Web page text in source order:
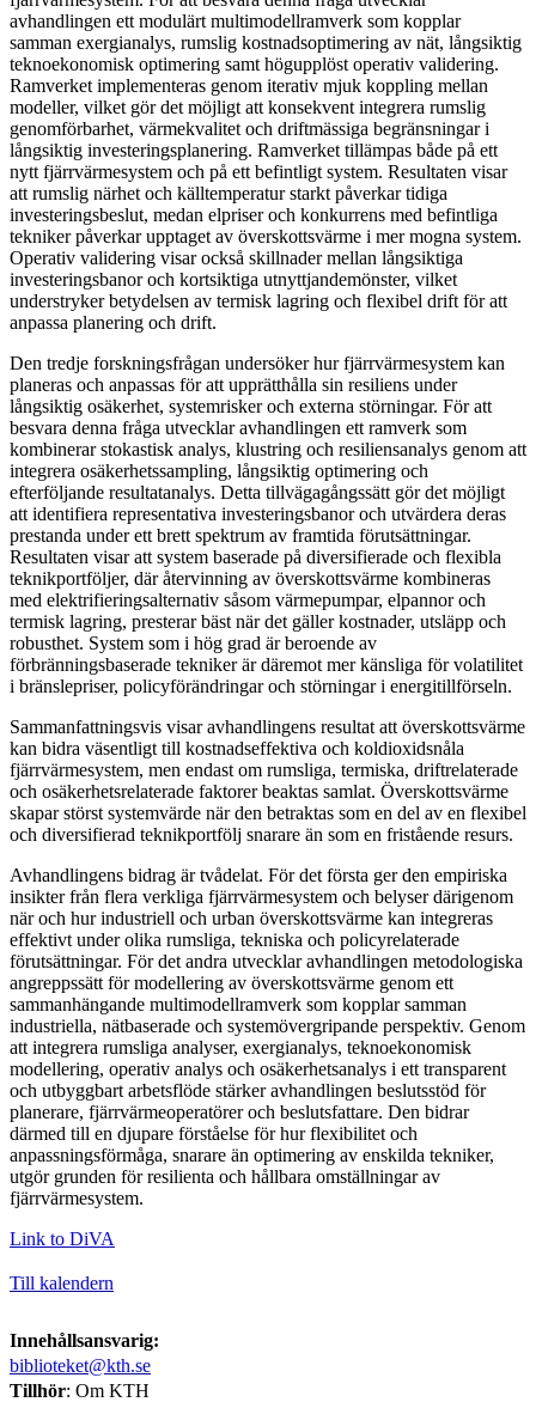
avhandlingen ett modulärt multimodellramverk som kopplar
samman exergianalys, rumslig kostnadsoptimering av nät, långsiktig
teknoekonomisk optimering samt högupplöst operativ validering.
Ramverket implementeras genom iterativ mjuk koppling mellan
modeller, vilket gör det möjligt att konsekvent integrera rumslig
genomförbarhet, värmekvalitet och driftmässiga begränsningar i
långsiktig investeringsplanering. Ramverket tillämpas både på ett
nytt fjärrvärmesystem och på ett befintligt system. Resultaten visar
att rumslig närhet och källtemperatur starkt påverkar tidiga
investeringsbeslut, medan elpriser och konkurrens med befintliga
tekniker påverkar upptaget av överskottsvärme i mer mogna system.
Operativ validering visar också skillnader mellan långsiktiga
investeringsbanor och kortsiktiga utnyttjandemönster, vilket
understryker betydelsen av termisk lagring och flexibel drift för att
anpassa planering och drift.
Den tredje forskningsfrågan undersöker hur fjärrvärmesystem kan
planeras och anpassas för att upprätthålla sin resiliens under
långsiktig osäkerhet, systemrisker och externa störningar. För att
besvara denna fråga utvecklar avhandlingen ett ramverk som
kombinerar stokastisk analys, klustring och resiliensanalys genom att
integrera osäkerhetssampling, långsiktig optimering och
efterföljande resultatanalys. Detta tillvägagångssätt gör det möjligt
att identifiera representativa investeringsbanor och utvärdera deras
prestanda under ett brett spektrum av framtida förutsättningar.
Resultaten visar att system baserade på diversifierade och flexibla
teknikportföljer, där återvinning av överskottsvärme kombineras
med elektrifieringsalternativ såsom värmepumpar, elpannor och
termisk lagring, presterar bäst när det gäller kostnader, utsläpp och
robusthet. System som i hög grad är beroende av
förbränningsbaserade tekniker är däremot mer känsliga för volatilitet
i bränslepriser, policyförändringar och störningar i energitillförseln.
Sammanfattningsvis visar avhandlingens resultat att överskottsvärme
kan bidra väsentligt till kostnadseffektiva och koldioxidsnåla
fjärrvärmesystem, men endast om rumsliga, termiska, driftrelaterade
och osäkerhetsrelaterade faktorer beaktas samlat. Överskottsvärme
skapar störst systemvärde när den betraktas som en del av en flexibel
och diversifierad teknikportfölj snarare än som en fristående resurs.
Avhandlingens bidrag är tvådelat. För det första ger den empiriska
insikter från flera verkliga fjärrvärmesystem och belyser därigenom
när och hur industriell och urban överskottsvärme kan integreras
effektivt under olika rumsliga, tekniska och policyrelaterade
förutsättningar. För det andra utvecklar avhandlingen metodologiska
angreppssätt för modellering av överskottsvärme genom ett
sammanhängande multimodellramverk som kopplar samman
industriella, nätbaserade och systemövergripande perspektiv. Genom
att integrera rumsliga analyser, exergianalys, teknoekonomisk
modellering, operativ analys och osäkerhetsanalys i ett transparent
och utbyggbart arbetsflöde stärker avhandlingen beslutsstöd för
planerare, fjärrvärmeoperatörer och beslutsfattare. Den bidrar
därmed till en djupare förståelse för hur flexibilitet och
anpassningsförmåga, snarare än optimering av enskilda tekniker,
utgör grunden för resilienta och hållbara omställningar av
fjärrvärmesystem.
Link to DiVA
Till kalendern
Innehållsansvarig:
biblioteket@kth.se
Tillhör: Om KTH